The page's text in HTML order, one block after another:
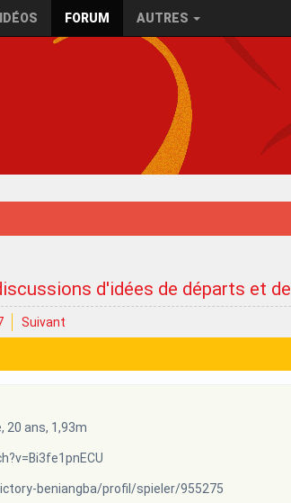
FORUM AUTRES
d'idées de départs et
Suivant
20 ans, 1,93m
beniangba/profil/spieler/955275